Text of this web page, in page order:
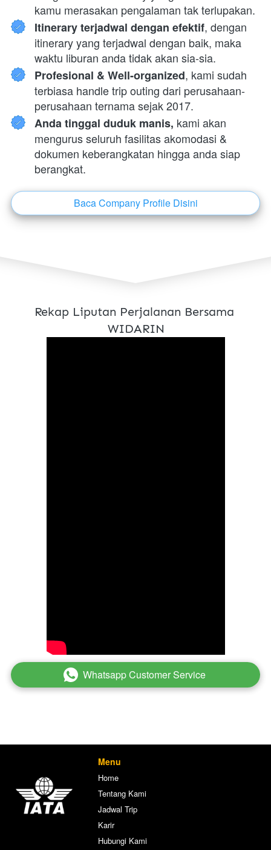
kamu merasakan pengalaman tak terlupakan.
Itinerary terjadwal dengan efektif, dengan
itinerary yang terjadwal dengan baik, maka
waktu liburan anda tidak akan sia-sia.
Profesional & Well-organized, kami sudah
terbiasa handle trip outing dari perusahaan-
perusahaan ternama sejak 2017.
Anda tinggal duduk manis, kami akan
mengurus seluruh fasilitas akomodasi &
dokumen keberangkatan hingga anda siap
berangkat.
`Baca Company Profile Disini
Rekap Liputan Perjalanan Bersama
WIDARIN
` Whatsapp Customer Service
Menu
Home
Tentang Kami
Jadwal Trip
Karir
Hubungi Kami